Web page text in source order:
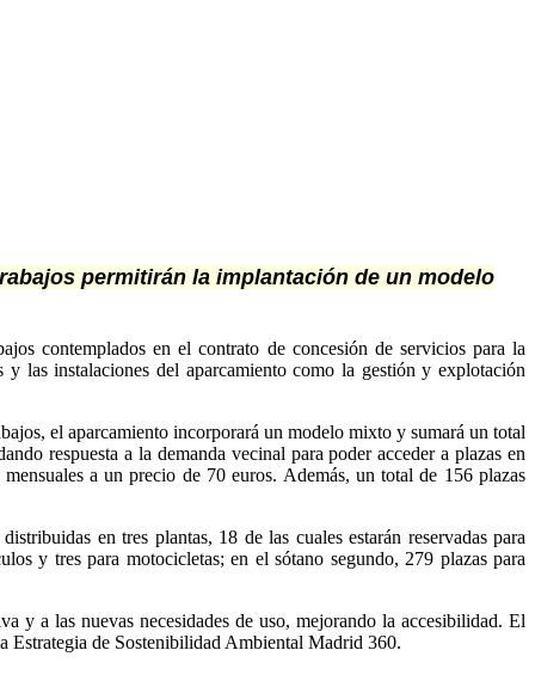
permitirán la implantación de un modelo
contemplados en el contrato de concesión de servicios para la
las instalaciones del aparcamiento como la gestión y explotación
el aparcamiento incorporará un modelo mixto y sumará un total
respuesta a la demanda vecinal para poder acceder a plazas en
a un precio de 70 euros. Además, un total de 156 plazas
en tres plantas, 18 de las cuales estarán reservadas para
y tres para motocicletas; en el sótano segundo, 279 plazas para
y a las nuevas necesidades de uso, mejorando la accesibilidad. El
Estrategia de Sostenibilidad Ambiental Madrid 360.